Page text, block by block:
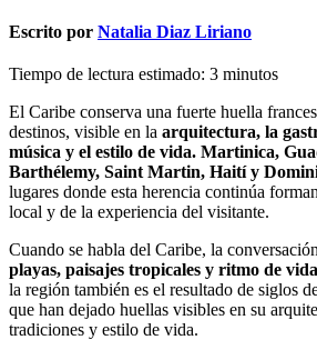
Escrito por Natalia Diaz Liriano
Tiempo de lectura estimado: 3 minutos
El Caribe conserva una fuerte huella
destinos, visible en la arquitectura, la
música y el estilo de vida. Martinica,
Barthélemy, Saint Martin, Haití y
lugares donde esta herencia continúa
local y de la experiencia del visitante.
Cuando se habla del Caribe, la
playas, paisajes tropicales y ritmo de
la región también es el resultado de siglos
que han dejado huellas visibles en su
tradiciones y estilo de vida.